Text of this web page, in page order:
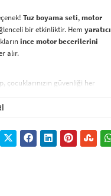
Tuz boyama seti,motor
bir etkinliktir. Hem yaratıcı
ince motor becerilerini
alır.
çocuklarınızın güvenliği her
oldukça basittir: